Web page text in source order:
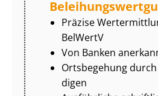
Präzise
BelWertV
Von Banken
Ortsbegehung
di­gen